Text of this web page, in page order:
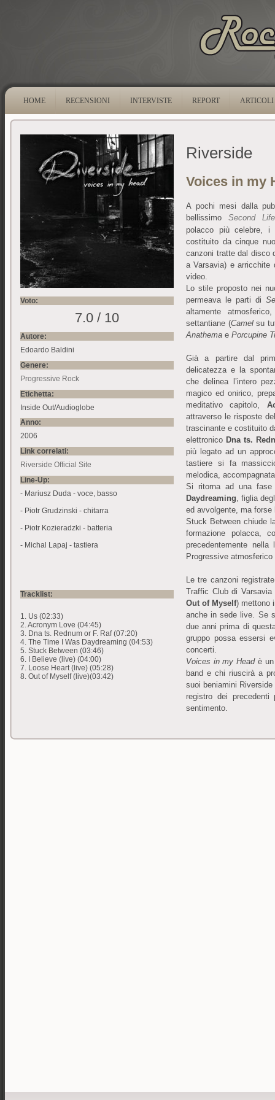
HOME RECENSIONI INTERVISTE REPORT ARTICOLI
Voto:
7.0 / 10
Autore:
Edoardo Baldini
Genere:
Progressive Rock
Etichetta:
Inside Out/Audioglobe
Anno:
2006
Link correlati:
Riverside Official Site
Line-Up:
- Mariusz Duda - voce, basso
- Piotr Grudzinski - chitarra
- Piotr Kozieradzki - batteria
- Michal Lapaj - tastiera
Tracklist:
1. Us (02:33)
2. Acronym Love (04:45)
3. Dna ts. Rednum or F. Raf (07:20)
4. The Time I Was Daydreaming (04:53)
5. Stuck Between (03:46)
6. I Believe (live) (04:00)
7. Loose Heart (live) (05:28)
8. Out of Myself (live)(03:42)
Riverside
Voices in my
A pochi mesi dalla
bellissimo Second
polacco più celebre, i
costituito da cinque
canzoni tratte dal disco
a Varsavia) e
video.
Lo stile proposto nei
permeava le parti di
altamente
settantiane (Camelsu
Anathema e Porcupine
Già a partire dal
delicatezza e la
che delinea l’intero
magico ed onirico,
meditativo capitolo,
attraverso le risposte
trascinante e costituito
elettronico Dna ts.
più legato ad un
tastiere si fa
melodica,
Si ritorna ad una
Daydreaming, figlia
ed avvolgente, ma
Stuck Between chiude
formazione polacca,
precedentemente
Progressive
Le tre canzoni
Traffic Club di
Out of Myself) mettono
anche in sede live. Se
due anni prima di
gruppo possa essersi
concerti.
Voices in my Head è
band e chi riuscirà a
suoi beniamini
registro dei
sentimento.